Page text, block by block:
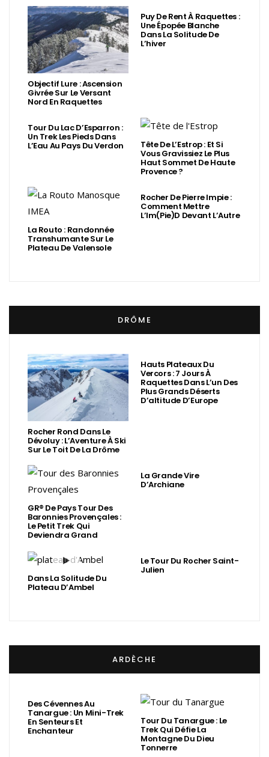
Objectif Lure : Ascension
Givrée Sur Le Versant
Nord En Raquettes
Puy De Rent À Raquettes :
Une Épopée Blanche
Dans La Solitude De
L’hiver
Tour Du Lac D’Esparron :
Un Trek Les Pieds Dans
L’Eau Au Pays Du Verdon Tête De L’Estrop : Et Si
Vous Gravissiez Le Plus
Haut Sommet De Haute
Provence ?
La Routo : Randonnée
Transhumante Sur Le
Plateau De Valensole
Rocher De Pierre Impie :
Comment Mettre
L’Im(Pie)d Devant L’Autre
DRÔME
Rocher Rond Dans Le
Dévoluy : L’Aventure À Ski
Sur Le Toit De La Drôme
Hauts Plateaux Du
Vercors : 7 Jours À
Raquettes Dans L’un Des
Plus Grands Déserts
D’altitude D’Europe
GR® De Pays Tour Des
Baronnies Provençales :
Le Petit Trek Qui
Deviendra Grand
La Grande Vire
D’Archiane
Dans La Solitude Du
Plateau D’Ambel
Le Tour Du Rocher Saint-
Julien
ARDÈCHE
Des Cévennes Au
Tanargue : Un Mini-Trek
En Senteurs Et
Enchanteur
Tour Du Tanargue : Le
Trek Qui Défie La
Montagne Du Dieu
Tonnerre